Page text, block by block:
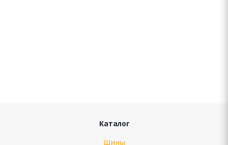
Каталог
Шины